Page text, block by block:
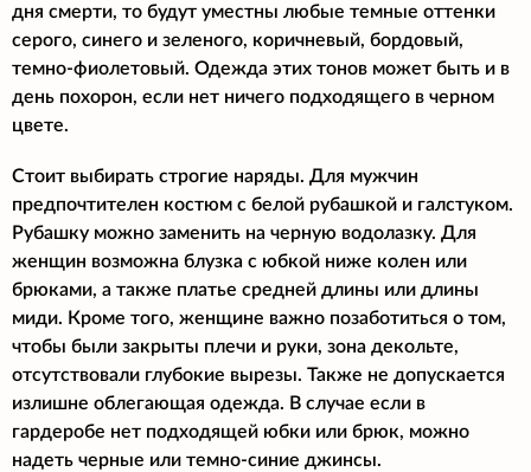
дня смерти, то будут уместны любые темные оттенки
серого, синего и зеленого, коричневый, бордовый,
темно-фиолетовый. Одежда этих тонов может быть и в
день похорон, если нет ничего подходящего в черном
цвете.
Стоит выбирать строгие наряды. Для мужчин
предпочтителен костюм с белой рубашкой и галстуком.
Рубашку можно заменить на черную водолазку. Для
женщин возможна блузка с юбкой ниже колен или
брюками, а также платье средней длины или длины
миди. Кроме того, женщине важно позаботиться о том,
чтобы были закрыты плечи и руки, зона декольте,
отсутствовали глубокие вырезы. Также не допускается
излишне облегающая одежда. В случае если в
гардеробе нет подходящей юбки или брюк, можно
надеть черные или темно-синие джинсы.